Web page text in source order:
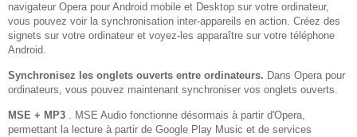
navigateur Opera pour Android mobile et Desktop sur votre ordinateur,
vous pouvez voir la synchronisation inter-appareils en action. Créez des
signets sur votre ordinateur et voyez-les apparaître sur votre téléphone
Android.
Synchronisez les onglets ouverts entre ordinateurs. Dans Opera pour
ordinateurs, vous pouvez maintenant synchroniser vos onglets ouverts.
MSE + MP3 . MSE Audio fonctionne désormais à partir d'Opera,
permettant la lecture à partir de Google Play Music et de services